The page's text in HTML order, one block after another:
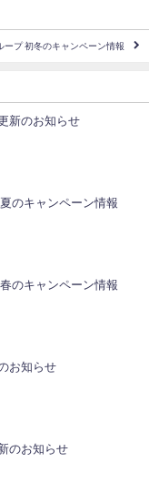
ープ 初冬のキャンペーン情報
新のお知らせ
のキャンペーン情報
のキャンペーン情報
お知らせ
のお知らせ